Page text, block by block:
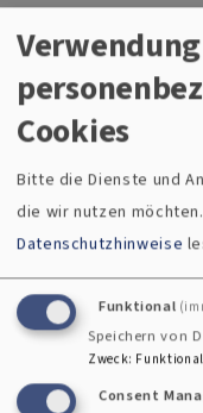
Bildrechte SG
Cookies
Bitte die Dienste und
die wir nutzen
Datenschutzhinweise
Funktional
Speichern von
Zweck: Funktional
Consent